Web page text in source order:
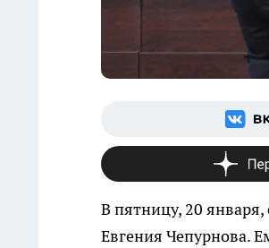
В пятницу, 20 января,
Евгения Чепурнова.